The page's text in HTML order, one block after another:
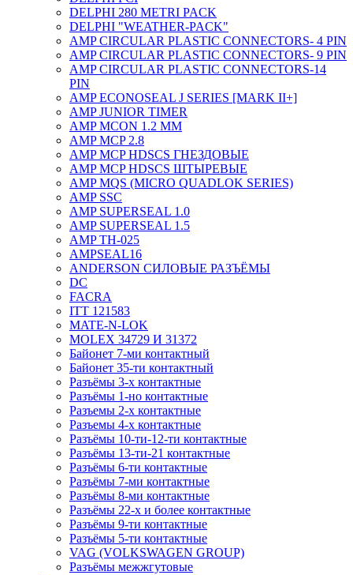
DELPHI 280 METRI PACK
DELPHI "WEATHER-PACK"
AMP CIRCULAR PLASTIC CONNECTORS- 4 PIN
AMP CIRCULAR PLASTIC CONNECTORS- 9 PIN
AMP CIRCULAR PLASTIC CONNECTORS-14
PIN
AMP ECONOSEAL J SERIES [MARK II+]
AMP JUNIOR TIMER
AMP MCON 1.2 MM
AMP MCP 2.8
AMP MCP HDSCS ГНЕЗДОВЫЕ
AMP MCP HDSCS ШТЫРЕВЫЕ
AMP MQS (MICRO QUADLOK SERIES)
AMP SSC
AMP SUPERSEAL 1.0
AMP SUPERSEAL 1.5
AMP ТН-025
AMPSEAL16
ANDERSON СИЛОВЫЕ РАЗЪЁМЫ
DC
FACRA
ITT 121583
MATE-N-LOK
MOLEX 34729 И 31372
Байонет 7-ми контактный
Байонет 35-ти контактный
Разъёмы 3-х контактные
Разъёмы 1-но контактные
Разъемы 2-х контактные
Разъемы 4-х контактные
Разъёмы 10-ти-12-ти контактные
Разъёмы 13-ти-21 контактные
Разъёмы 6-ти контактные
Разъёмы 7-ми контактные
Разъёмы 8-ми контактные
Разъёмы 22-х и более контактные
Разъёмы 9-ти контактные
Разъёмы 5-ти контактные
VAG (VOLKSWAGEN GROUP)
Разъёмы межжгутовые